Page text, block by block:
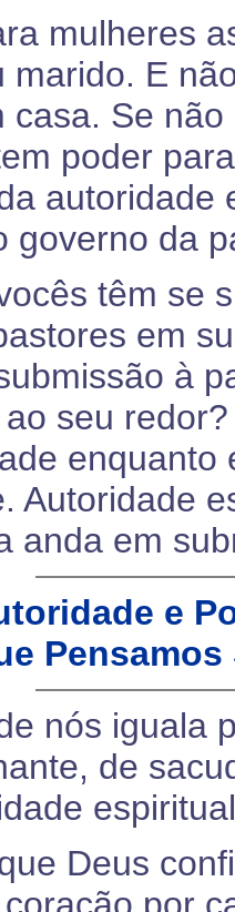
mulheres
marido. E
casa. Se
poder
autoridade
governo da
têm se
em
à
seu
enquanto
Autoridade
anda em
e
nós iguala
de
Deus